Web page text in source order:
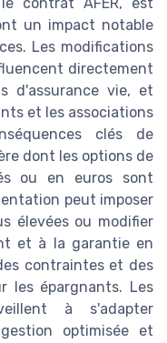
contrat AFER, est
un impact notable
Les modifications
directement
d'assurance vie, et
et les associations
clés de
dont les options de
ou en euros sont
peut imposer
élevées ou modifier
et à la garantie en
contraintes et des
les épargnants. Les
à s'adapter
optimisée et